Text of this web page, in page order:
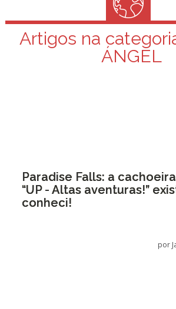
Artigos na
ÁNGEL
Paradise Falls: a
“UP - Altas aventuras!”
conheci!
por